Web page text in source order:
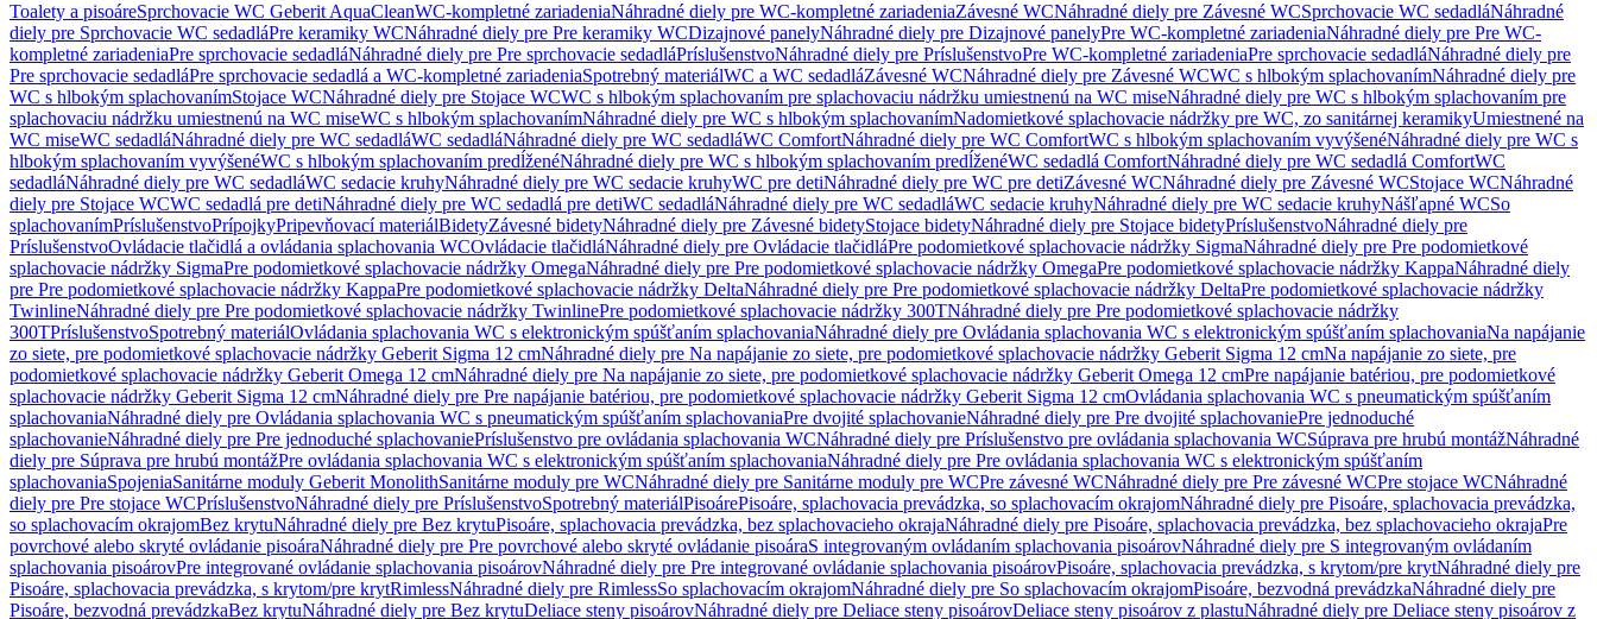
Toalety a pisoáreSprchovacie WC Geberit AquaCleanWC-kompletné zariadeniaNáhradné diely pre WC-kompletné zariadeniaZávesné WCNáhradné diely pre Závesné WCSprchovacie WC sedadláNáhradné
diely pre Sprchovacie WC sedadláPre keramiky WCNáhradné diely pre Pre keramiky WCDizajnové panelyNáhradné diely pre Dizajnové panelyPre WC-kompletné zariadeniaNáhradné diely pre Pre WC-
kompletné zariadeniaPre sprchovacie sedadláNáhradné diely pre Pre sprchovacie sedadláPríslušenstvoNáhradné diely pre PríslušenstvoPre WC-kompletné zariadeniaPre sprchovacie sedadláNáhradné diely pre
Pre sprchovacie sedadláPre sprchovacie sedadlá a WC-kompletné zariadeniaSpotrebný materiálWC a WC sedadláZávesné WCNáhradné diely pre Závesné WCWC s hlbokým splachovanímNáhradné diely pre
WC s hlbokým splachovanímStojace WCNáhradné diely pre Stojace WCWC s hlbokým splachovaním pre splachovaciu nádržku umiestnenú na WC miseNáhradné diely pre WC s hlbokým splachovaním pre
splachovaciu nádržku umiestnenú na WC miseWC s hlbokým splachovanímNáhradné diely pre WC s hlbokým splachovanímNadomietkové splachovacie nádržky pre WC, zo sanitárnej keramikyUmiestnené na
WC miseWC sedadláNáhradné diely pre WC sedadláWC sedadláNáhradné diely pre WC sedadláWC ComfortNáhradné diely pre WC ComfortWC s hlbokým splachovaním vyvýšenéNáhradné diely pre WC s
hlbokým splachovaním vyvýšenéWC s hlbokým splachovaním predĺženéNáhradné diely pre WC s hlbokým splachovaním predĺženéWC sedadlá ComfortNáhradné diely pre WC sedadlá ComfortWC
sedadláNáhradné diely pre WC sedadláWC sedacie kruhyNáhradné diely pre WC sedacie kruhyWC pre detiNáhradné diely pre WC pre detiZávesné WCNáhradné diely pre Závesné WCStojace WCNáhradné
diely pre Stojace WCWC sedadlá pre detiNáhradné diely pre WC sedadlá pre detiWC sedadláNáhradné diely pre WC sedadláWC sedacie kruhyNáhradné diely pre WC sedacie kruhyNášľapné WCSo
splachovanímPríslušenstvoPrípojkyPripevňovací materiálBidetyZávesné bidetyNáhradné diely pre Závesné bidetyStojace bidetyNáhradné diely pre Stojace bidetyPríslušenstvoNáhradné diely pre
PríslušenstvoOvládacie tlačidlá a ovládania splachovania WCOvládacie tlačidláNáhradné diely pre Ovládacie tlačidláPre podomietkové splachovacie nádržky SigmaNáhradné diely pre Pre podomietkové
splachovacie nádržky SigmaPre podomietkové splachovacie nádržky OmegaNáhradné diely pre Pre podomietkové splachovacie nádržky OmegaPre podomietkové splachovacie nádržky KappaNáhradné diely
pre Pre podomietkové splachovacie nádržky KappaPre podomietkové splachovacie nádržky DeltaNáhradné diely pre Pre podomietkové splachovacie nádržky DeltaPre podomietkové splachovacie nádržky
TwinlineNáhradné diely pre Pre podomietkové splachovacie nádržky TwinlinePre podomietkové splachovacie nádržky 300TNáhradné diely pre Pre podomietkové splachovacie nádržky
300TPríslušenstvoSpotrebný materiálOvládania splachovania WC s elektronickým spúšťaním splachovaniaNáhradné diely pre Ovládania splachovania WC s elektronickým spúšťaním splachovaniaNa napájanie
zo siete, pre podomietkové splachovacie nádržky Geberit Sigma 12 cmNáhradné diely pre Na napájanie zo siete, pre podomietkové splachovacie nádržky Geberit Sigma 12 cmNa napájanie zo siete, pre
podomietkové splachovacie nádržky Geberit Omega 12 cmNáhradné diely pre Na napájanie zo siete, pre podomietkové splachovacie nádržky Geberit Omega 12 cmPre napájanie batériou, pre podomietkové
splachovacie nádržky Geberit Sigma 12 cmNáhradné diely pre Pre napájanie batériou, pre podomietkové splachovacie nádržky Geberit Sigma 12 cmOvládania splachovania WC s pneumatickým spúšťaním
splachovaniaNáhradné diely pre Ovládania splachovania WC s pneumatickým spúšťaním splachovaniaPre dvojité splachovanieNáhradné diely pre Pre dvojité splachovaniePre jednoduché
splachovanieNáhradné diely pre Pre jednoduché splachovaniePríslušenstvo pre ovládania splachovania WCNáhradné diely pre Príslušenstvo pre ovládania splachovania WCSúprava pre hrubú montážNáhradné
diely pre Súprava pre hrubú montážPre ovládania splachovania WC s elektronickým spúšťaním splachovaniaNáhradné diely pre Pre ovládania splachovania WC s elektronickým spúšťaním
splachovaniaSpojeniaSanitárne moduly Geberit MonolithSanitárne moduly pre WCNáhradné diely pre Sanitárne moduly pre WCPre závesné WCNáhradné diely pre Pre závesné WCPre stojace WCNáhradné
diely pre Pre stojace WCPríslušenstvoNáhradné diely pre PríslušenstvoSpotrebný materiálPisoárePisoáre, splachovacia prevádzka, so splachovacím okrajomNáhradné diely pre Pisoáre, splachovacia prevádzka,
so splachovacím okrajomBez krytuNáhradné diely pre Bez krytuPisoáre, splachovacia prevádzka, bez splachovacieho okrajaNáhradné diely pre Pisoáre, splachovacia prevádzka, bez splachovacieho okrajaPre
povrchové alebo skryté ovládanie pisoáraNáhradné diely pre Pre povrchové alebo skryté ovládanie pisoáraS integrovaným ovládaním splachovania pisoárovNáhradné diely pre S integrovaným ovládaním
splachovania pisoárovPre integrované ovládanie splachovania pisoárovNáhradné diely pre Pre integrované ovládanie splachovania pisoárovPisoáre, splachovacia prevádzka, s krytom/pre krytNáhradné diely pre
Pisoáre, splachovacia prevádzka, s krytom/pre krytRimlessNáhradné diely pre RimlessSo splachovacím okrajomNáhradné diely pre So splachovacím okrajomPisoáre, bezvodná prevádzkaNáhradné diely pre
Pisoáre, bezvodná prevádzkaBez krytuNáhradné diely pre Bez krytuDeliace steny pisoárovNáhradné diely pre Deliace steny pisoárovDeliace steny pisoárov z plastuNáhradné diely pre Deliace steny pisoárov z